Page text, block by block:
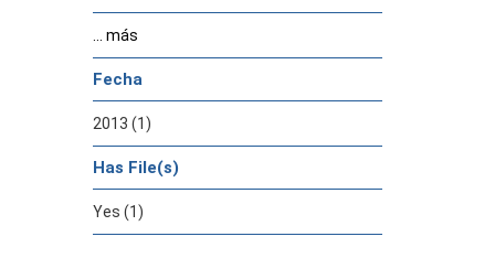
... más
Fecha
2013 (1)
Has File(s)
Yes (1)